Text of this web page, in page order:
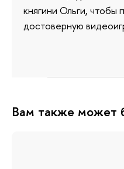
княгини Ольги, чтобы
достоверную
Вам также может